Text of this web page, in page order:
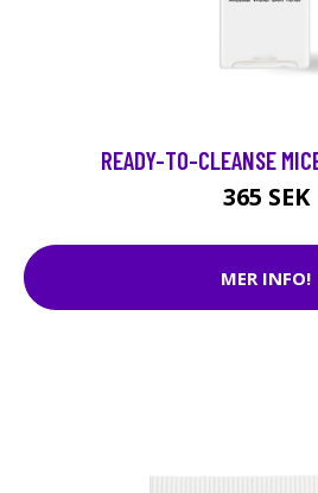
READY-TO-CLEANSE
365 SEK
MER INFO!